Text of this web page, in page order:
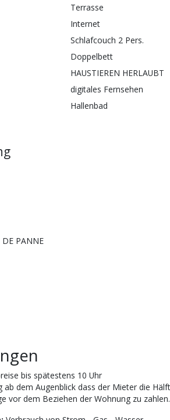
Terrasse
Internet
Schlafcouch 2 Pers.
Doppelbett
HAUSTIEREN HERLAUBT
digitales Fernsehen
Hallenbad
PANNE
bis spätestens 10 Uhr
ab dem Augenblick dass der Mieter die
vor dem Beziehen der Wohnung zu zahlen.